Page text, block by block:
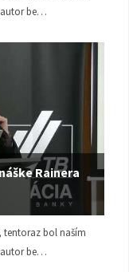
autor be…
Rainera
tentoraz bol naším
autor be…